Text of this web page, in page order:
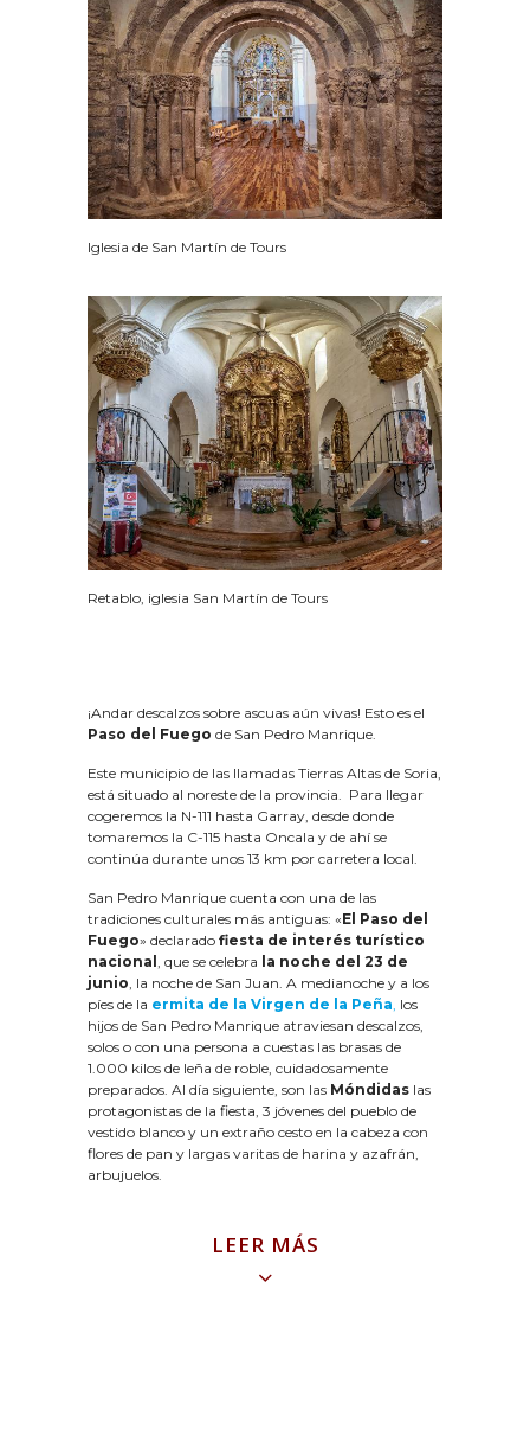
Iglesia de San Martín de Tours
Retablo, iglesia San Martín de Tours
¡Andar descalzos sobre ascuas aún vivas! Esto es el
Paso del Fuego de San Pedro Manrique.
Este municipio de las llamadas Tierras Altas de Soria,
está situado al noreste de la provincia. Para llegar
cogeremos la N-111 hasta Garray, desde donde
tomaremos la C-115 hasta Oncala y de ahí se
continúa durante unos 13 km por carretera local.
San Pedro Manrique cuenta con una de las
tradiciones culturales más antiguas: «El Paso del
Fuego» declarado fiesta de interés turístico
nacional
, que se celebra la noche del 23 de
junio , la noche de San Juan. A medianoche y a los
píes de la ermita de la Virgen de la Peña los
hijos de San Pedro Manrique atraviesan descalzos,
solos o con una persona a cuestas las brasas de
1.000 kilos de leña de roble, cuidadosamente
preparados. Al día siguiente, son las Móndidas las
protagonistas de la fiesta, 3 jóvenes del pueblo de
vestido blanco y un extraño cesto en la cabeza con
flores de pan y largas varitas de harina y azafrán,
arbujuelos.
LEER MÁS